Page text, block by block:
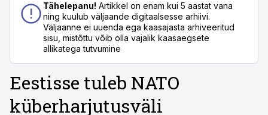
Tähelepanu! Artikkel on enam kui 5 aastat vana
ning kuulub väljaande digitaalsesse arhiivi.
Väljaanne ei uuenda ega kaasajasta arhiveeritud
sisu, mistõttu võib olla vajalik kaasaegsete
allikatega tutvumine
Eestisse tuleb NATO
küberharjutusväli